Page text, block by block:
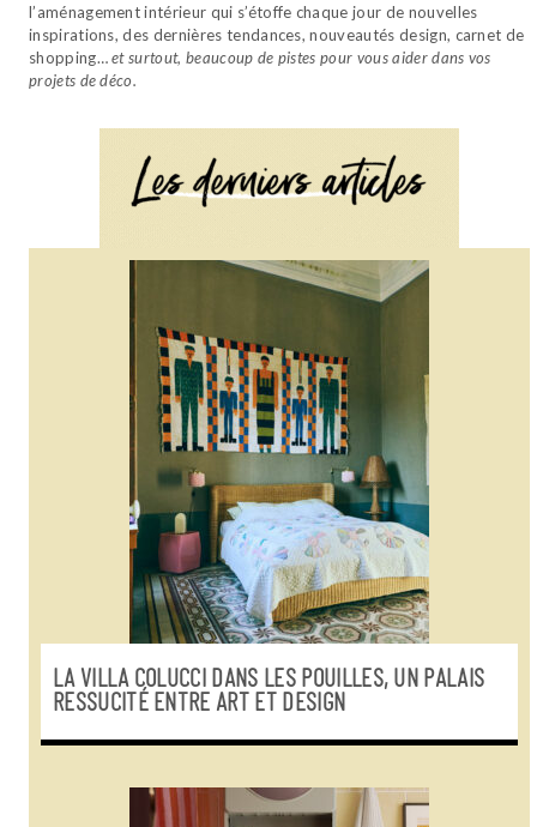
l’aménagement intérieur qui s’étoffe chaque jour de nouvelles
inspirations, des dernières tendances, nouveautés design, carnet de
shopping…et surtout, beaucoup de pistes pour vous aider dans vos
projets de déco.
LA VILLA COLUCCI DANS LES POUILLES, UN PALAIS
RESSUCITÉ ENTRE ART ET DESIGN